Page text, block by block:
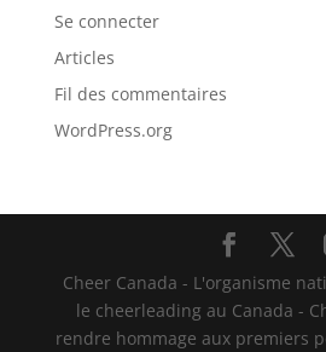
Se connecter
Articles
Fil des commentaires
WordPress.org
Cheer Canada - L'organisme
le cheerleading au Canada -
rendre hommage aux premiers